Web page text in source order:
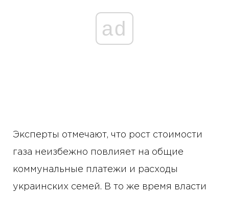
ad
Эксперты отмечают, что рост стоимости
газа неизбежно повлияет на общие
коммунальные платежи и расходы
украинских семей. В то же время власти